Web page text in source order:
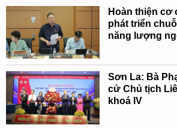
Hoàn thiện cơ
phát triển
năng lượng
Sơn La: Bà
cử Chủ tịch
khoá IV